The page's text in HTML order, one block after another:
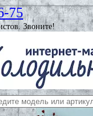
75
Звоните!